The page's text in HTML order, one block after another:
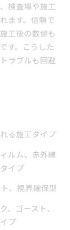
検査場や施工
ます。信頼で
工後の数値も
す。こうした
ラブルも回避
る施工タイプ
ルム、赤外線
イプ
、視界確保型
、ゴースト、
プ